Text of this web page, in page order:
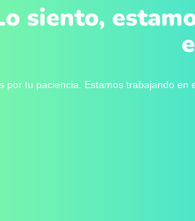
siento,
por tu paciencia. Estamos trabajando en